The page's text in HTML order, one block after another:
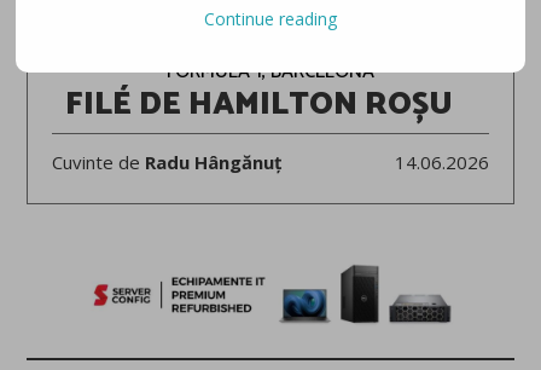
FORMULA 1 2026
FORMULA 1, BARCELONA
FILÉ DE HAMILTON ROȘU
Cuvinte de Radu Hângănuț 14.06.2026
Continue reading